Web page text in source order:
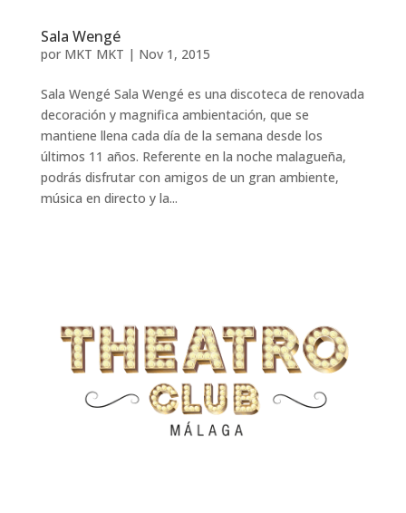
Sala Wengé
por MKT MKT | Nov 1, 2015
Sala Wengé Sala Wengé es una discoteca de renovada
decoración y magnifica ambientación, que se
mantiene llena cada día de la semana desde los
últimos 11 años. Referente en la noche malagueña,
podrás disfrutar con amigos de un gran ambiente,
música en directo y la...